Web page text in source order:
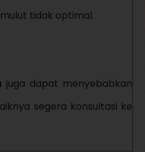
tidak optimal.
juga dapat menyebabkan
segera konsultasi ke